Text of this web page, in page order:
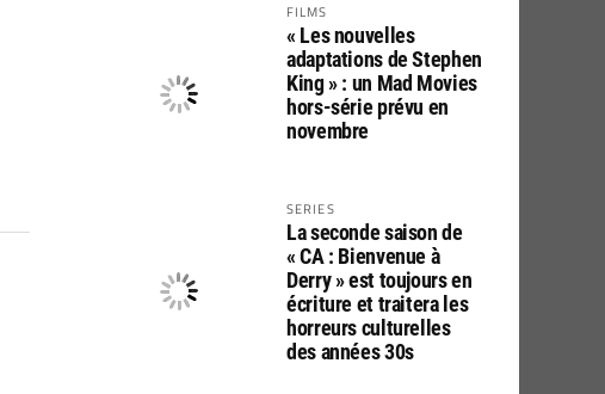
FILMS
« Les nouvelles
adaptations de Stephen
King » : un Mad Movies
hors-série prévu en
novembre
SERIES
La seconde saison de
« CA : Bienvenue à
Derry » est toujours en
écriture et traitera les
horreurs culturelles
des années 30s